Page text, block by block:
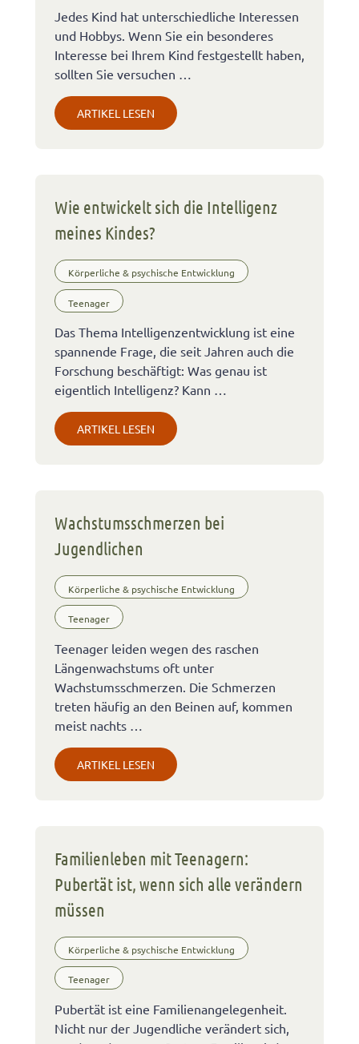
Jedes Kind hat unterschiedliche Interessen
und Hobbys. Wenn Sie ein besonderes
Interesse bei Ihrem Kind festgestellt haben,
sollten Sie versuchen …
ARTIKEL LESEN
Wie entwickelt sich die Intelligenz
meines Kindes?
Körperliche & psychische Entwicklung
Teenager
Das Thema Intelligenzentwicklung ist eine
spannende Frage, die seit Jahren auch die
Forschung beschäftigt: Was genau ist
eigentlich Intelligenz? Kann …
ARTIKEL LESEN
Wachstumsschmerzen bei
Jugendlichen
Körperliche & psychische Entwicklung
Teenager
Teenager leiden wegen des raschen
Längenwachstums oft unter
Wachstumsschmerzen. Die Schmerzen
treten häufig an den Beinen auf, kommen
meist nachts …
ARTIKEL LESEN
Familienleben mit Teenagern:
Pubertät ist, wenn sich alle verändern
müssen
Körperliche & psychische Entwicklung
Teenager
Pubertät ist eine Familienangelegenheit.
Nicht nur der Jugendliche verändert sich,